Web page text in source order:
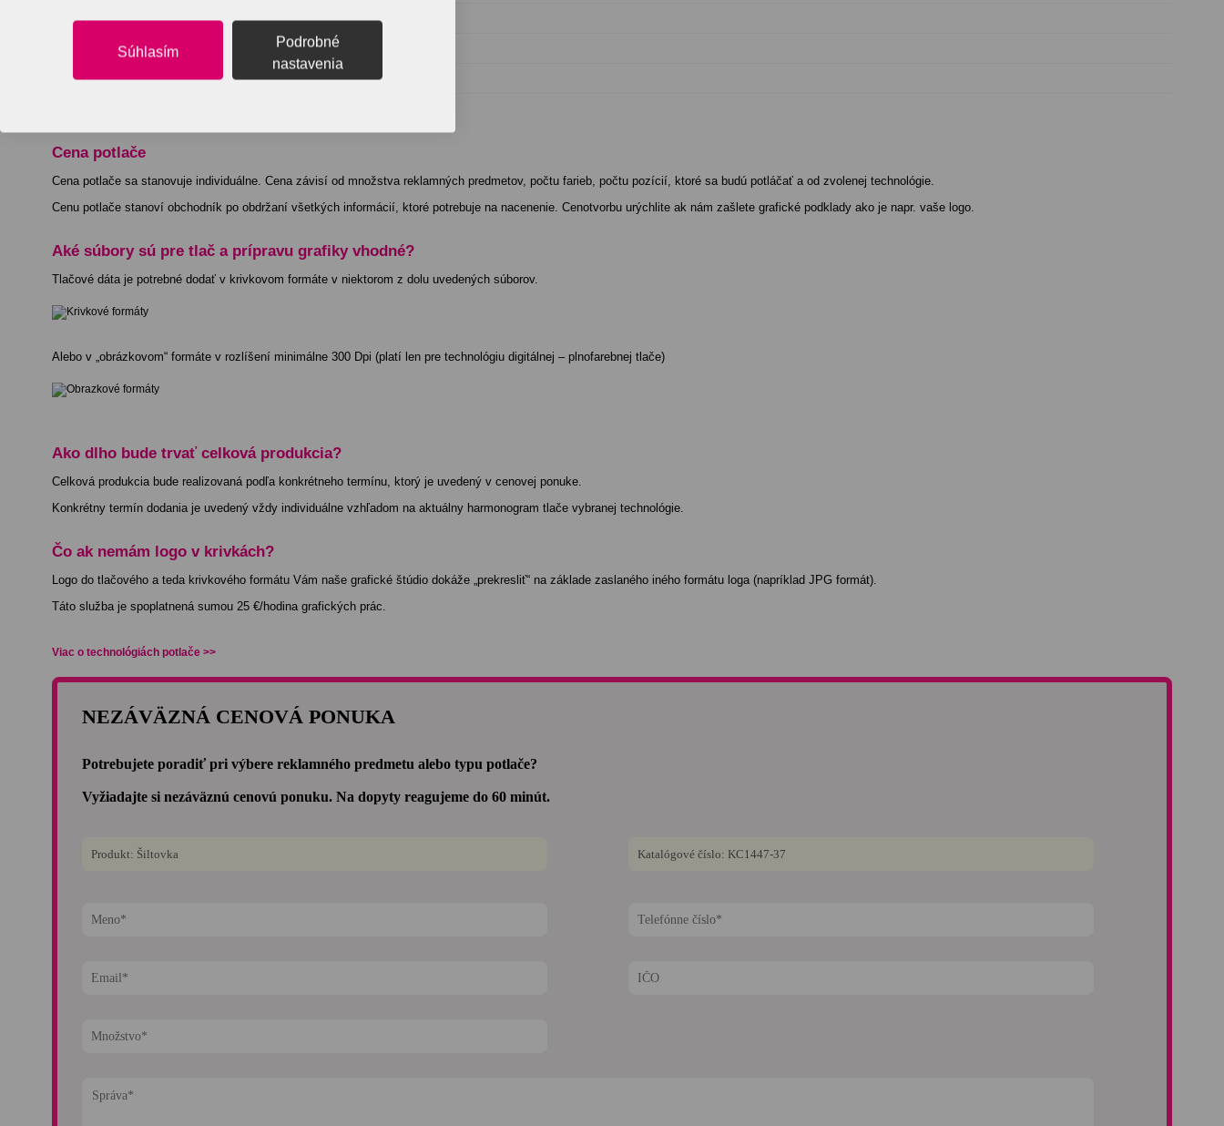
Objem: 0,513 cdm3
EAN: 8719941015098
Cena potlače
Cena potlače sa stanovuje individuálne. Cena závisí od množstva reklamných predmetov, počtu farieb, počtu pozícií, ktoré sa budú potláčať a od zvolenej technológie.
Cenu potlače stanoví obchodník po obdržaní všetkých informácií, ktoré potrebuje na nacenenie. Cenotvorbu urýchlite ak nám zašlete grafické podklady ako je napr. vaše logo.
Aké súbory sú pre tlač a prípravu grafiky vhodné?
Tlačové dáta je potrebné dodať v krivkovom formáte v niektorom z dolu uvedených súborov.
Alebo v „obrázkovom“ formáte v rozlíšení minimálne 300 Dpi (platí len pre technológiu digitálnej – plnofarebnej tlače)
Ako dlho bude trvať celková produkcia?
Celková produkcia bude realizovaná podľa konkrétneho termínu, ktorý je uvedený v cenovej ponuke.
Konkrétny termín dodania je uvedený vždy individuálne vzhľadom na aktuálny harmonogram tlače vybranej technológie.
Čo ak nemám logo v krivkách?
Logo do tlačového a teda krivkového formátu Vám naše grafické štúdio dokáže „prekresliť“ na základe zaslaného iného formátu loga (napríklad JPG formát).
Táto služba je spoplatnená sumou 25 €/hodina grafických prác.
Viac o technológiách potlače >>
NEZÁVÄZNÁ CENOVÁ PONUKA
Potrebujete poradiť pri výbere reklamného predmetu alebo typu potlače?
Vyžiadajte si nezáväznú cenovú ponuku. Na dopyty reagujeme do 60 minút.
Súhlasím
Podrobné
nastavenia